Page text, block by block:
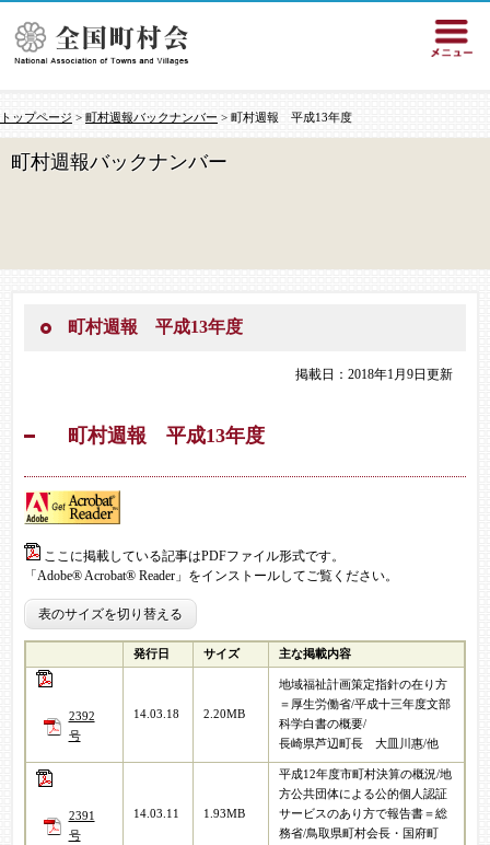
トップページ > 町村週報バックナンバー > 町村週報 平成13年度
町村週報バックナンバー
町村週報 平成13年度
掲載日：2018年1月9日更新
町村週報 平成13年度
ここに掲載している記事はPDFファイル形式です。
「Adobe® Acrobat® Reader」をインストールしてご覧ください。
表のサイズを切り替える
発行日 サイズ 主な掲載内容
2392
号
14.03.18 2.20MB
地域福祉計画策定指針の在り方
＝厚生労働省/平成十三年度文部
科学白書の概要/
長崎県芦辺町長 大皿川惠/他
2391
号
14.03.11 1.93MB
平成12年度市町村決算の概況/地
方公共団体による公的個人認証
サービスのあり方で報告書＝総
務省/鳥取県町村会長・国府町